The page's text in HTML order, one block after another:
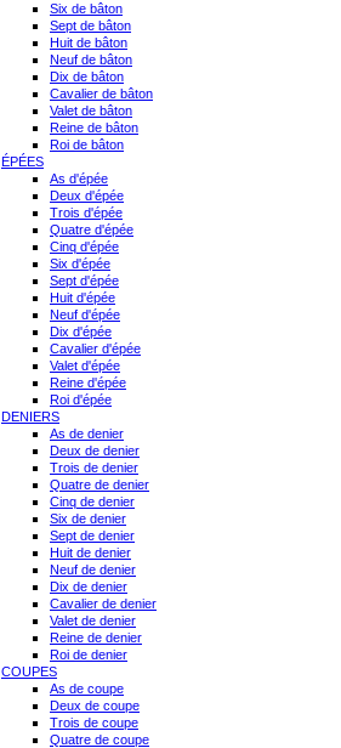
Six de bâton
Sept de bâton
Huit de bâton
Neuf de bâton
Dix de bâton
Cavalier de bâton
Valet de bâton
Reine de bâton
Roi de bâton
ÉPÉES
As d'épée
Deux d'épée
Trois d'épée
Quatre d'épée
Cinq d'épée
Six d'épée
Sept d'épée
Huit d'épée
Neuf d'épée
Dix d'épée
Cavalier d'épée
Valet d'épée
Reine d'épée
Roi d'épée
DENIERS
As de denier
Deux de denier
Trois de denier
Quatre de denier
Cinq de denier
Six de denier
Sept de denier
Huit de denier
Neuf de denier
Dix de denier
Cavalier de denier
Valet de denier
Reine de denier
Roi de denier
COUPES
As de coupe
Deux de coupe
Trois de coupe
Quatre de coupe